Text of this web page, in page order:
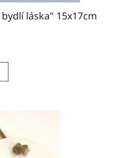
láska" 15x17cm